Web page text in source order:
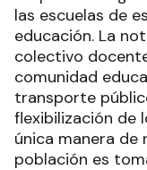
las escuelas de
educación. La
colectivo
comunidad
transporte
flexibilización de
única manera de
población es